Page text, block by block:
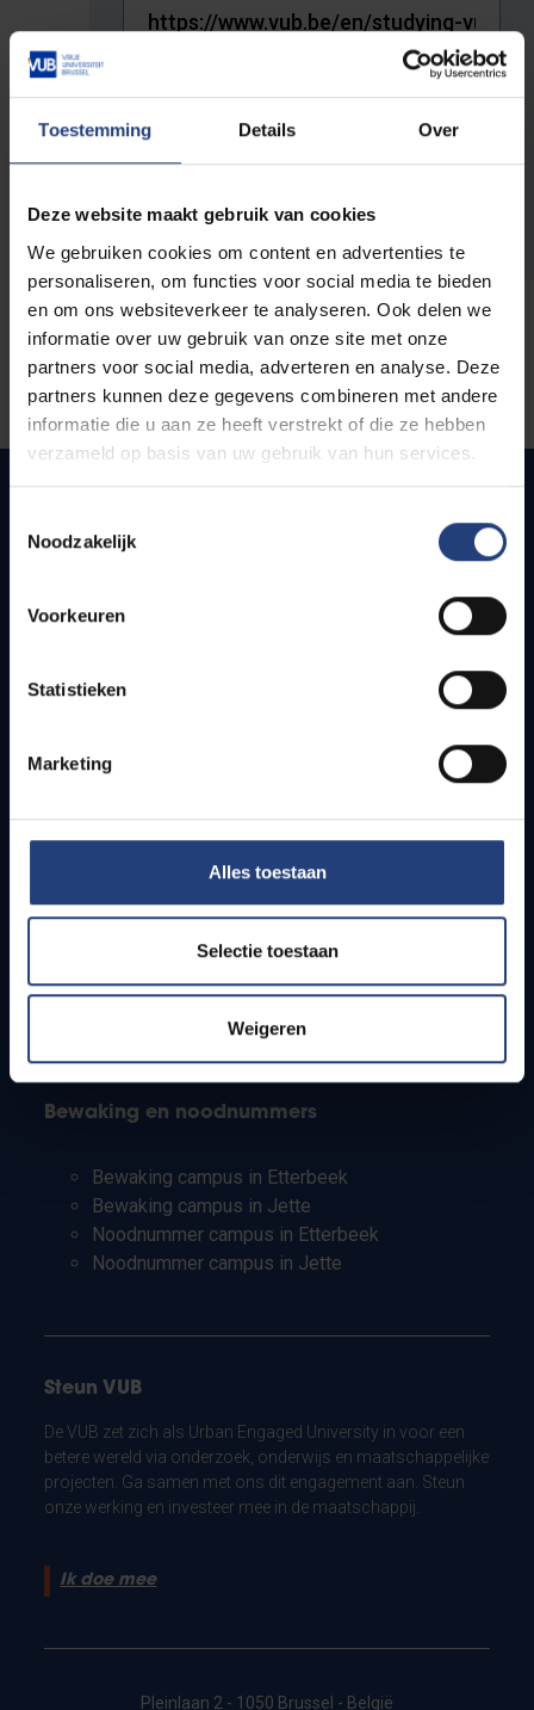
Toestemming Details Over
Deze website maakt gebruik van cookies
We gebruiken cookies om content en advertenties te
personaliseren, om functies voor social media te bieden
en om ons websiteverkeer te analyseren. Ook delen we
informatie over uw gebruik van onze site met onze
partners voor social media, adverteren en analyse. Deze
partners kunnen deze gegevens combineren met andere
informatie die u aan ze heeft verstrekt of die ze hebben
verzameld op basis van uw gebruik van hun services.
Noodzakelijk
Voorkeuren
Statistieken
Marketing
Alles toestaan
Selectie toestaan
Weigeren
De volledige URL van de pagina waar je de fout zag.
Snel naar
Bereikbaarheid
Studenten
PhD-studenten
Leerkrachten en secundaire scholen
Bewaking en noodnummers
Bewaking campus in Etterbeek
Bewaking campus in Jette
Noodnummer campus in Etterbeek
Noodnummer campus in Jette
Steun VUB
De VUB zet zich als Urban Engaged University in voor een
betere wereld via onderzoek, onderwijs en maatschappelijke
projecten. Ga samen met ons dit engagement aan. Steun
onze werking en investeer mee in de maatschappij.
Ik doe mee
Pleinlaan 2 - 1050 Brussel - België